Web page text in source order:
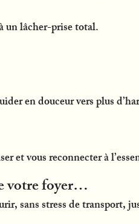
un lâcher-prise total.
en douceur vers plus
et vous reconnecter à
votre foyer…
sans stress de transport,